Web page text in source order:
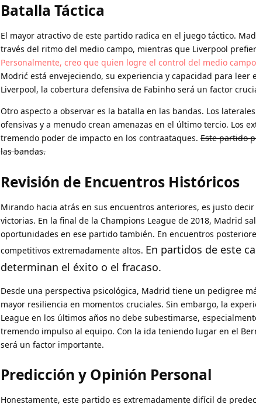
Batalla Táctica
El mayor atractivo de este partido radica en el juego táctico.
través del ritmo del medio campo, mientras que Liverpool
Personalmente, creo que quien logre el control del medio
Modrić está envejeciendo, su experiencia y capacidad para
Liverpool, la cobertura defensiva de Fabinho será un factor
Otro aspecto a observar es la batalla en las bandas. Los
ofensivas y a menudo crean amenazas en el último tercio. Los
tremendo poder de impacto en los contraataques. Este partido
las bandas.
Revisión de Encuentros Históricos
Mirando hacia atrás en sus encuentros anteriores, es justo
victorias. En la final de la Champions League de 2018, Madrid
oportunidades en ese partido también. En encuentros
competitivos extremadamente altos. En partidos de este
determinan el éxito o el fracaso.
Desde una perspectiva psicológica, Madrid tiene un pedigree
mayor resiliencia en momentos cruciales. Sin embargo, la
League en los últimos años no debe subestimarse,
tremendo impulso al equipo. Con la ida teniendo lugar en el
será un factor importante.
Predicción y Opinión Personal
Honestamente, este partido es extremadamente difícil de